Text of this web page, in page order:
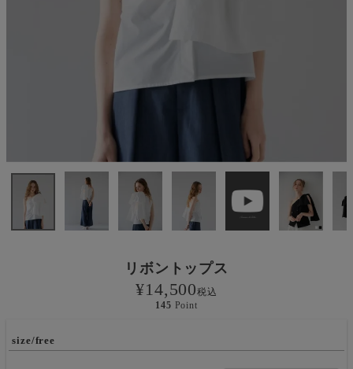
リボントップス
¥14,500税込
145 Point
size/free